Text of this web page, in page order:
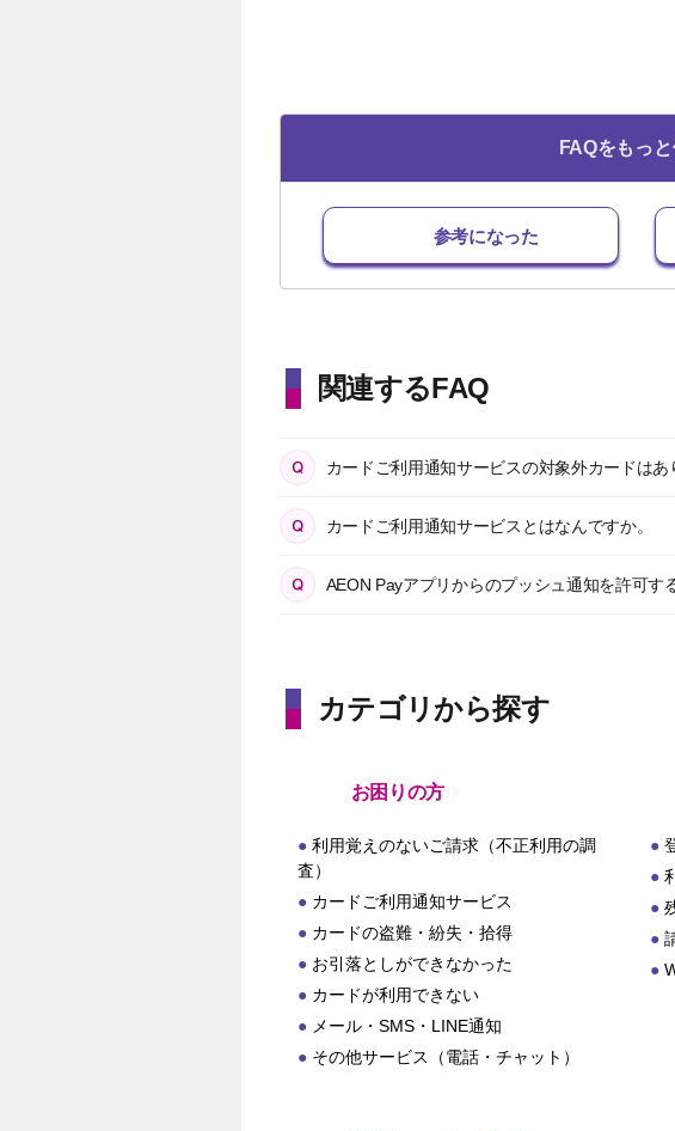
FAQをもっ
参考になった
関連するFAQ
カードご利用通知サービスの対象外カードはあ
カードご利用通知サービスとはなんですか。
AEON Payアプリからのプッシュ通知を許可す
カテゴリから探す
お困りの方
利用覚えのないご請求（不正利用の調
査）
カードご利用通知サービス
カードの盗難・紛失・拾得
お引落としができなかった
カードが利用できない
メール・SMS・LINE通知
その他サービス（電話・チャット）